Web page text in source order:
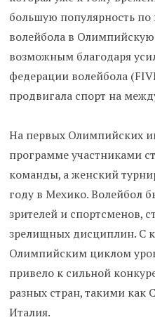
большую популярность
волейбола в
возможным благодаря
федерации волейбола
продвигала спорт на
На первых Олимпийских
программе участниками
команды, а женский
году в Мехико. Волейбол
зрителей и спортсменов,
зрелищных дисциплин. С
Олимпийским циклом
привело к сильной
разных стран, такими
Италия.